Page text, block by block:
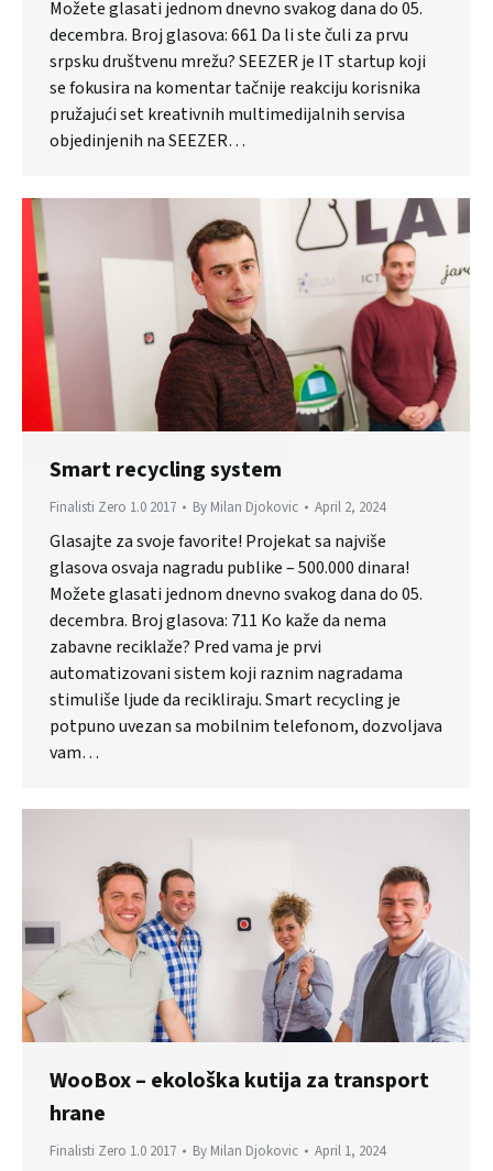
Možete glasati jednom dnevno svakog dana do 05.
decembra. Broj glasova: 661 Da li ste čuli za prvu
srpsku društvenu mrežu? SEEZER je IT startup koji
se fokusira na komentar tačnije reakciju korisnika
pružajući set kreativnih multimedijalnih servisa
objedinjenih na SEEZER…
Smart recycling system
Finalisti Zero 1.0 2017 By Milan Djokovic April 2, 2024
Glasajte za svoje favorite! Projekat sa najviše
glasova osvaja nagradu publike – 500.000 dinara!
Možete glasati jednom dnevno svakog dana do 05.
decembra. Broj glasova: 711 Ko kaže da nema
zabavne reciklaže? Pred vama je prvi
automatizovani sistem koji raznim nagradama
stimuliše ljude da recikliraju. Smart recycling je
potpuno uvezan sa mobilnim telefonom, dozvoljava
vam…
WooBox – ekološka kutija za transport
hrane
Finalisti Zero 1.0 2017 By Milan Djokovic April 1, 2024